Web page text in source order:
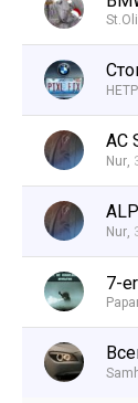
AC
Nur,
Nur,
7-